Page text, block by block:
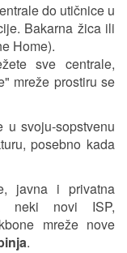
do utičnice u
Bakarna žica ili
Home).
sve centrale,
mreže prostiru se
u svoju-sopstvenu
posebno kada
javna i privatna
neki novi ISP,
mreže nove
.